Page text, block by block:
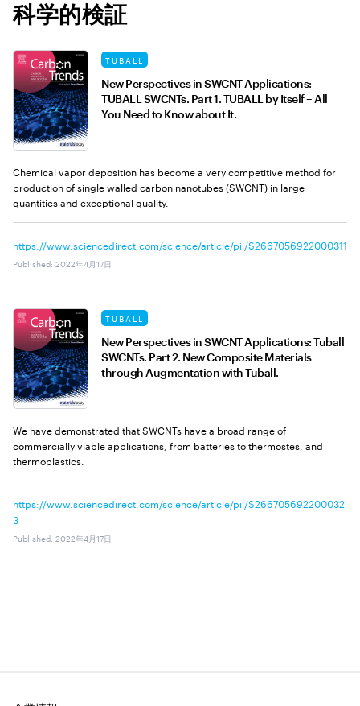
科学的検証
TUBALL
New Perspectives in SWCNT Applications:
TUBALL SWCNTs. Part 1. TUBALL by Itself – All
You Need to Know about It.
Chemical vapor deposition has become a very competitive method for
production of single walled carbon nanotubes (SWCNT) in large
quantities and exceptional quality.
https://www.sciencedirect.com/science/article/pii/S2667056922000311
Published: 2022年4月17日
TUBALL
New Perspectives in SWCNT Applications: Tuball
SWCNTs. Part 2. New Composite Materials
through Augmentation with Tuball.
We have demonstrated that SWCNTs have a broad range of
commercially viable applications, from batteries to thermostes, and
thermoplastics.
https://www.sciencedirect.com/science/article/pii/S266705692200032
3
Published: 2022年4月17日